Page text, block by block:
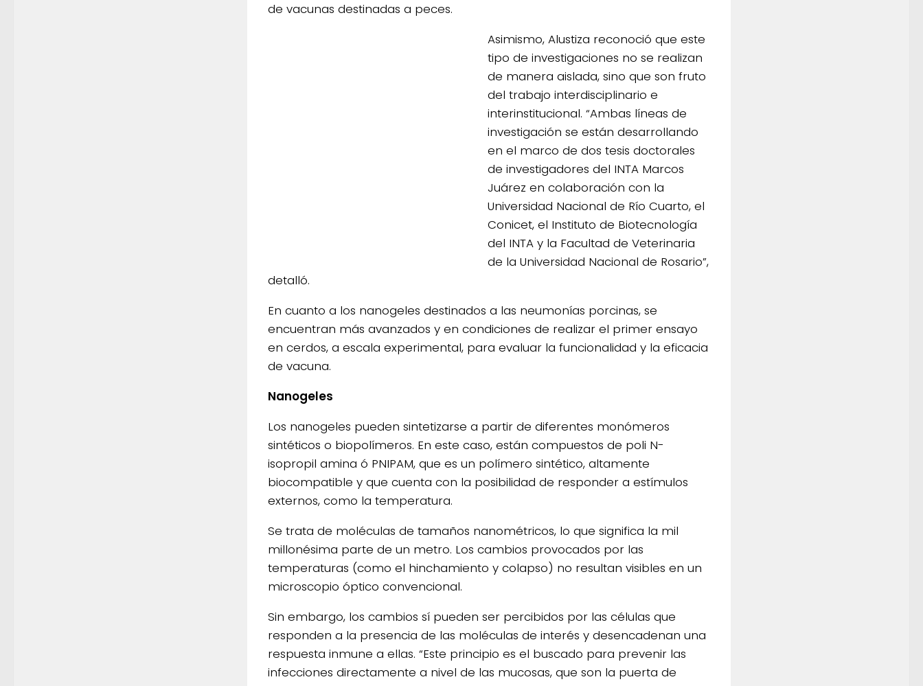
de vacunas destinadas a peces.
Asimismo, Alustiza reconoció que este
tipo de investigaciones no se realizan
de manera aislada, sino que son fruto
del trabajo interdisciplinario e
interinstitucional. “Ambas líneas de
investigación se están desarrollando
en el marco de dos tesis doctorales
de investigadores del INTA Marcos
Juárez en colaboración con la
Universidad Nacional de Río Cuarto, el
Conicet, el Instituto de Biotecnología
del INTA y la Facultad de Veterinaria
de la Universidad Nacional de Rosario”,
detalló.
En cuanto a los nanogeles destinados a las neumonías porcinas, se
encuentran más avanzados y en condiciones de realizar el primer ensayo
en cerdos, a escala experimental, para evaluar la funcionalidad y la eficacia
de vacuna.
Nanogeles
Los nanogeles pueden sintetizarse a partir de diferentes monómeros
sintéticos o biopolímeros. En este caso, están compuestos de poli N-
isopropil amina ó PNIPAM, que es un polímero sintético, altamente
biocompatible y que cuenta con la posibilidad de responder a estímulos
externos, como la temperatura.
Se trata de moléculas de tamaños nanométricos, lo que significa la mil
millonésima parte de un metro. Los cambios provocados por las
temperaturas (como el hinchamiento y colapso) no resultan visibles en un
microscopio óptico convencional.
Sin embargo, los cambios sí pueden ser percibidos por las células que
responden a la presencia de las moléculas de interés y desencadenan una
respuesta inmune a ellas. “Este principio es el buscado para prevenir las
infecciones directamente a nivel de las mucosas, que son la puerta de